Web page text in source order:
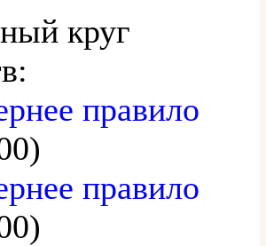
круг
правило
правило